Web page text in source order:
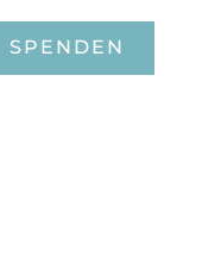
SPENDEN